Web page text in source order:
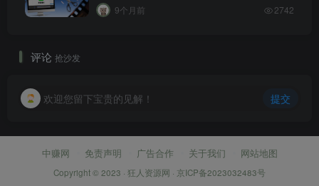
9个月前 2742
评论 抢沙发
欢迎您留下宝贵的见解！ 提交
中赚网 免责声明 广告合作 关于我们 网站地图
Copyright © 2023 · 狂人资源网 · 京ICP备2023032483号